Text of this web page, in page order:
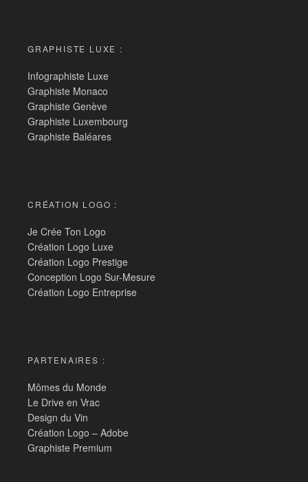
GRAPHISTE LUXE :
Infographiste Luxe
Graphiste Monaco
Graphiste Genève
Graphiste Luxembourg
Graphiste Baléares
CRÉATION LOGO :
Je Crée Ton Logo
Création Logo Luxe
Création Logo Prestige
Conception Logo Sur-Mesure
Création Logo Entreprise
PARTENAIRES :
Mômes du Monde
Le Drive en Vrac
Design du Vin
Création Logo – Adobe
Graphiste Premium